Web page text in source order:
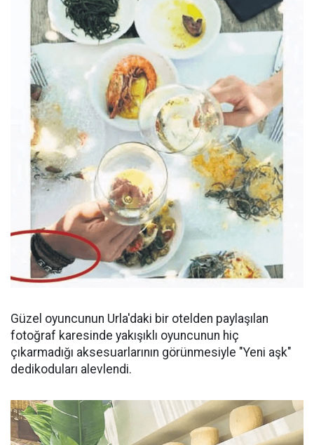
Güzel oyuncunun Urla'daki bir otelden paylaşılan
fotoğraf karesinde yakışıklı oyuncunun hiç
çıkarmadığı aksesuarlarının görünmesiyle "Yeni aşk"
dedikoduları alevlendi.